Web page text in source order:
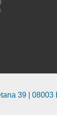
39 | 08003